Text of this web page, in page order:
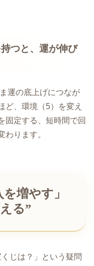
つと、運が伸び
運の底上げにつなが
ど、環境（5）を変え
固定する、短時間で回
わります。
増やす」
る”
じは？」という疑問